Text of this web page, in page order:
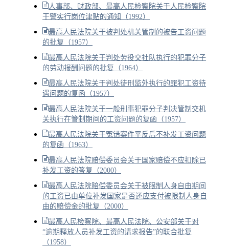
人事部、财政部、最高人民检察院关于人民检察院
干警实行岗位津贴的通知（1992）
最高人民法院关于被判处机关管制的被告工资问题
的批复（1957）
最高人民法院关于判处劳役交社队执行的犯罪分子
的劳动报酬问题的批复（1964）
最高人民法院关于判处徒刑监外执行的罪犯工资待
遇问题的复函（1957）
最高人民法院关于一般刑事犯罪分子判决管制交机
关执行在管制期间的工资问题的复函（1957）
最高人民法院关于冤错案件平反后不补发工资问题
的复函（1963）
最高人民法院赔偿委员会关于国家赔偿不应扣除已
补发工资的答复（2000）
最高人民法院赔偿委员会关于被限制人身自由期间
的工资已由单位补发国家是否还应支付被限制人身自
由的赔偿金的批复（2000）
最高人民检察院、最高人民法院、公安部关于对
“逾期释放人员补发工资的请求报告”的联合批复
（1958）